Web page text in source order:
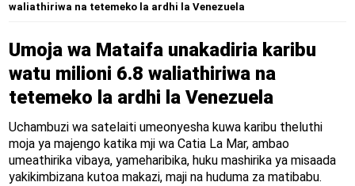
waliathiriwa na tetemeko la ardhi la Venezuela
Umoja wa Mataifa unakadiria karibu
watu milioni 6.8 waliathiriwa na
tetemeko la ardhi la Venezuela
Uchambuzi wa satelaiti umeonyesha kuwa karibu theluthi
moja ya majengo katika mji wa Catia La Mar, ambao
umeathirika vibaya, yameharibika, huku mashirika ya misaada
yakikimbizana kutoa makazi, maji na huduma za matibabu.